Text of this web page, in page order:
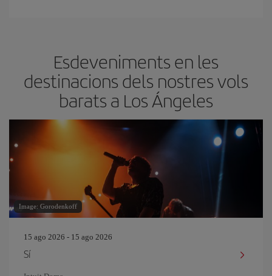
Esdeveniments en les
destinacions dels nostres vols
barats a Los Ángeles
Image: Gorodenkoff
15 ago 2026 - 15 ago 2026
Sí